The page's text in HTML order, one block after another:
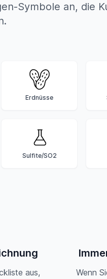
Symbole an, die
Erdnüsse
Sulfite/SO2
aus,
Wenn